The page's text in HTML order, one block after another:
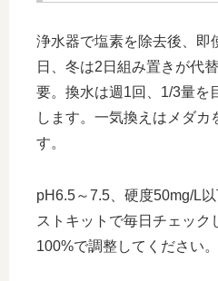
浄水器で塩素を除去後、即
日、冬は2日組み置きが代
要。換水は週1回、1/3量を
します。一気換えはメダカ
す。
pH6.5～7.5、硬度50mg/L
ストキットで毎日チェック
100%で調整してください。